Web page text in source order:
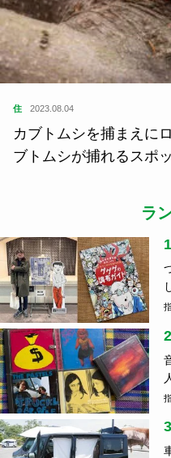
住 2023.08.04
カブトムシを捕まえに
ブトムシが捕れるスポ
ラ
1
2
3